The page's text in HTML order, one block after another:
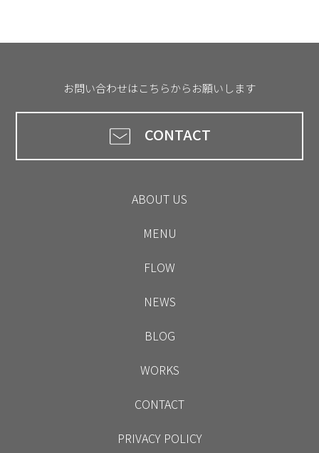
お問い合わせはこちらからお願いします
CONTACT
ABOUT US
MENU
FLOW
NEWS
BLOG
WORKS
CONTACT
PRIVACY POLICY